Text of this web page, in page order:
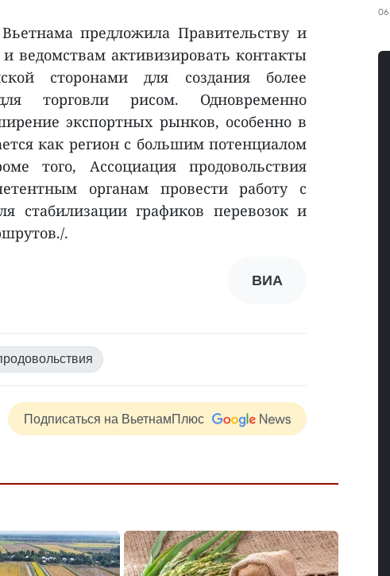
предложила Правительству и
ведомствам активизировать контакты
сторонами для создания более
торговли рисом. Одновременно
экспортных рынков, особенно в
как регион с большим потенциалом
того, Ассоциация продовольствия
органам провести работу с
стабилизации графиков перевозок и
.
ВИА
Подписаться на ВьетнамПлюс